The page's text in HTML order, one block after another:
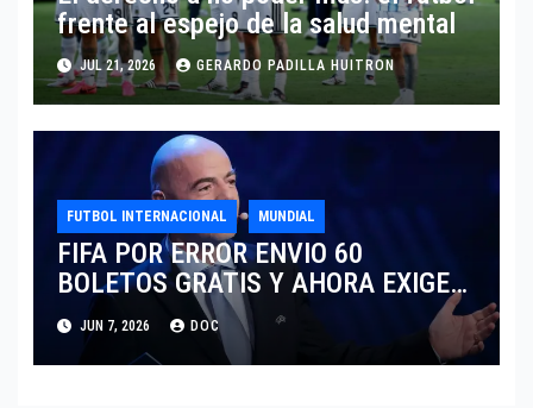
frente al espejo de la salud mental
JUL 21, 2026 GERARDO PADILLA HUITRON
FUTBOL INTERNACIONAL MUNDIAL
FIFA POR ERROR ENVIO 60
BOLETOS GRATIS Y AHORA EXIGE
COBRO.
JUN 7, 2026 DOC